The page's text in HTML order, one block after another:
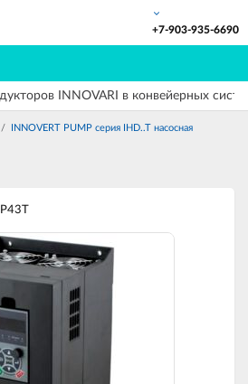
+7-903-935-6690
INNOVARI в конвейерных
INNOVERT PUMP серия IHD..T насосная